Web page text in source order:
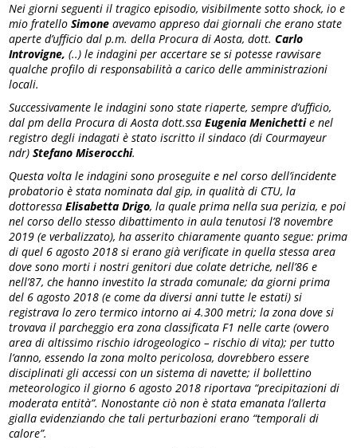
Nei giorni seguenti il tragico episodio, visibilmente sotto shock, io e
mio fratelloSimone avevamo appreso dai giornali che erano state
aperte d’ufficio dal p.m. della Procura di Aosta, dott.Carlo
Introvigne, (..) le indagini per accertare se si potesse ravvisare
qualche profilo di responsabilità a carico delle amministrazioni
locali.
Successivamente le indagini sono state riaperte, sempre d’ufficio,
dal pm della Procura di Aosta dott.ssaEugenia Menichettie nel
registro degli indagati è stato iscritto il sindaco (di Courmayeur
ndr)Stefano Miserocchi.
Questa volta le indagini sono proseguite e nel corso dell’incidente
probatorio è stata nominata dal gip, in qualità di CTU, la
dottoressaElisabetta Drigo, la quale prima nella sua perizia, e poi
nel corso dello stesso dibattimento in aula tenutosi l’8 novembre
2019 (e verbalizzato), ha asserito chiaramente quanto segue: prima
di quel 6 agosto 2018 si erano già verificate in quella stessa area
dove sono morti i nostri genitori due colate detriche, nell’86 e
nell’87, che hanno investito la strada comunale; da giorni prima
del 6 agosto 2018 (e come da diversi anni tutte le estati) si
registrava lo zero termico intorno ai 4.300 metri; la zona dove si
trovava il parcheggio era zona classificata F1 nelle carte (ovvero
area di altissimo rischio idrogeologico – rischio di vita); per tutto
l’anno, essendo la zona molto pericolosa, dovrebbero essere
disciplinati gli accessi con un sistema di navette; il bollettino
meteorologico il giorno 6 agosto 2018 riportava “precipitazioni di
moderata entità”. Nonostante ciò non è stata emanata l’allerta
gialla evidenziando che tali perturbazioni erano “temporali di
calore”.